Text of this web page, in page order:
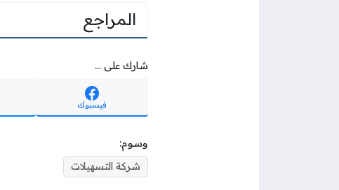
المراجع
شارك على ...
فيسبوك
وسوم:
شركة التسهيلات